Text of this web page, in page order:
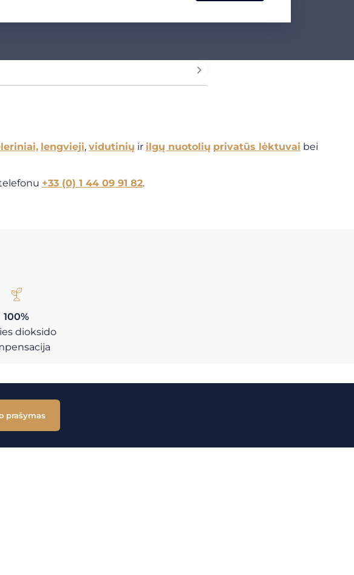
lengvieji, vidutinių ir ilgų nuotolių privatūs lėktuvai bei
+33 (0) 1 44 09 91 82.
100%
dioksido
prašymas